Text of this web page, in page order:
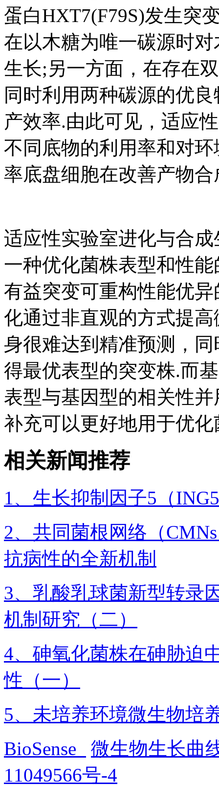
蛋白HXT7(F79S)发生突
在以木糖为唯一碳源时
生长;另一方面，在存在
同时利用两种碳源的优
产效率.由此可见，适应
不同底物的利用率和对
率底盘细胞在改善产物
适应性实验室进化与合
一种优化菌株表型和性
有益突变可重构性能优
化通过非直观的方式提
身很难达到精准预测，
得最优表型的突变株.而
表型与基因型的相关性
补充可以更好地用于优
相关新闻推荐
1、生长抑制因子5（
2、共同菌根网络（
抗病性的全新机制
3、乳酸乳球菌新型转录
机制研究（二）
4、砷氧化菌株在砷胁迫
性（一）
5、未培养环境微生物培
BioSense
微生物生长曲
11049566号-4